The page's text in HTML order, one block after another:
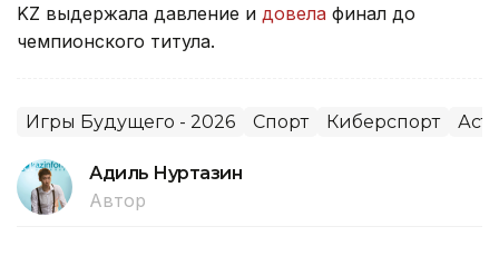
KZ выдержала давление и довела финал до
чемпионского титула.
Игры Будущего - 2026 Спорт Киберспорт
Адиль Нуртазин
Автор